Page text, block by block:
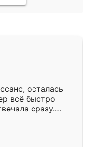
осталась
всё быстро
сразу.
подошёл к
Собрали
даже